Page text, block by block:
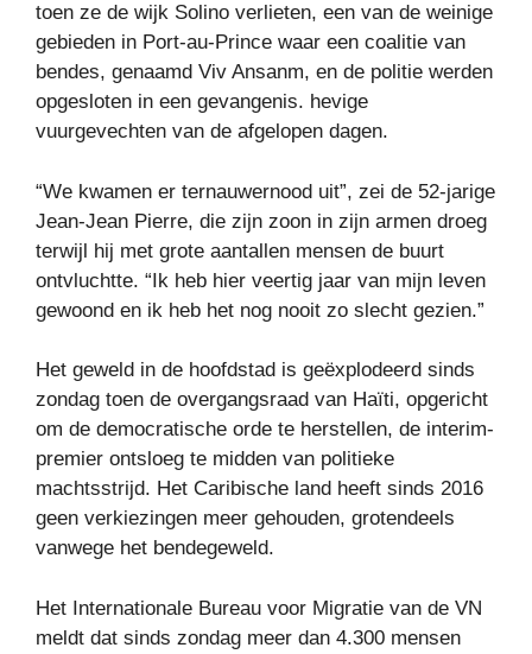
toen ze de wijk Solino verlieten, een van de weinige
gebieden in Port-au-Prince waar een coalitie van
bendes, genaamd Viv Ansanm, en de politie werden
opgesloten in een gevangenis. hevige
vuurgevechten van de afgelopen dagen.
“We kwamen er ternauwernood uit”, zei de 52-jarige
Jean-Jean Pierre, die zijn zoon in zijn armen droeg
terwijl hij met grote aantallen mensen de buurt
ontvluchtte. “Ik heb hier veertig jaar van mijn leven
gewoond en ik heb het nog nooit zo slecht gezien.”
Het geweld in de hoofdstad is geëxplodeerd sinds
zondag toen de overgangsraad van Haïti, opgericht
om de democratische orde te herstellen, de interim-
premier ontsloeg te midden van politieke
machtsstrijd. Het Caribische land heeft sinds 2016
geen verkiezingen meer gehouden, grotendeels
vanwege het bendegeweld.
Het Internationale Bureau voor Migratie van de VN
meldt dat sinds zondag meer dan 4.300 mensen